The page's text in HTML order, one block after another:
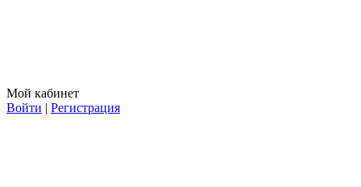
Мой кабинет
Войти | Регистрация